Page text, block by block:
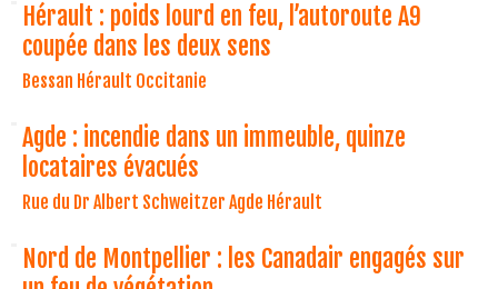
Hérault : poids lourd en feu, l’autoroute A9
coupée dans les deux sens
Bessan Hérault Occitanie
Agde : incendie dans un immeuble, quinze
locataires évacués
Rue du Dr Albert Schweitzer Agde Hérault
Nord de Montpellier : les Canadair engagés sur